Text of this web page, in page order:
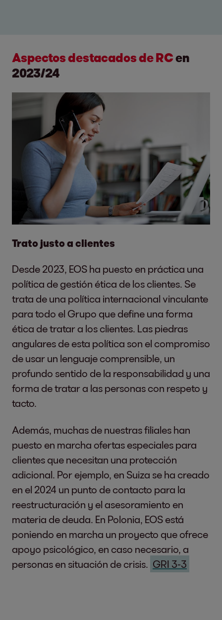
Aspectos destacados de RCen
2023/24
Trato justo a clientes
Desde 2023, EOS ha puesto en práctica una
política de gestión ética de los clientes. Se
trata de una política internacional vinculante
para todo el Grupo que define una forma
ética de tratar a los clientes. Las piedras
angulares de esta política son el compromiso
de usar un lenguaje comprensible, un
profundo sentido de la responsabilidad y una
forma de tratar a las personas con respeto y
tacto.
Además, muchas de nuestras filiales han
puesto en marcha ofertas especiales para
clientes que necesitan una protección
adicional. Por ejemplo, en Suiza se ha creado
en el 2024 un punto de contacto para la
reestructuración y el asesoramiento en
materia de deuda. En Polonia, EOS está
poniendo en marcha un proyecto que ofrece
apoyo psicológico, en caso necesario, a
personas en situación de crisis. GRI 3-3